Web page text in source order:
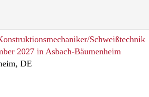
Schweißtechnik
2027 in Asbach-Bäumenheim
DE